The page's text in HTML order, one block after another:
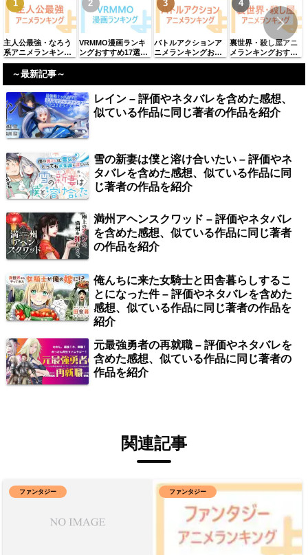
主人公最強・なろう
系アニメランキング
おすすめ61選【2025
年最新】
VRMMO漫画ランキ
ングおすすめ17選
「2025年最新」
バトルアクションア
ニメランキングおす
すめ98選【2025年最
裏世界・殺し屋アニ
メランキングおすす
め38選【2025年最
～最新記事～
レイン – 評価やネタバレを含めた感想、
似ている作品に同じ著者の作品を紹介
雪の新妻は僕と溶け合いたい – 評価やネ
タバレを含めた感想、似ている作品に同
じ著者の作品を紹介
満州アヘンスクワッド – 評価やネタバレ
を含めた感想、似ている作品に同じ著者
の作品を紹介
俺んちに来た女騎士と田舎暮らしするこ
とになった件 – 評価やネタバレを含めた
感想、似ている作品に同じ著者の作品を
紹介
元最強勇者の再就職 – 評価やネタバレを
含めた感想、似ている作品に同じ著者の
作品を紹介
関連記事
ファンタジー ファンタジー